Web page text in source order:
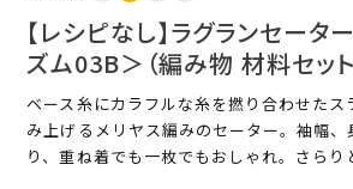
【レシピなし】ラグランセータ
ズム03B＞（編み物 材料セット
ベース糸にカラフルな糸を撚り合わせたス
み上げるメリヤス編みのセーター。袖幅、
り、重ね着でも一枚でもおしゃれ。さらり